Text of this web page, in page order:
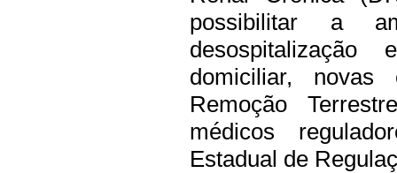
possibilitar a
domiciliar, novas
Remoção
médicos
Estadual de